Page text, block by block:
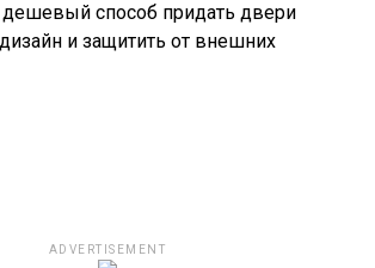
дешевый способ придать двери
и защитить от внешних
ADVERTISEMENT